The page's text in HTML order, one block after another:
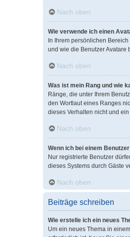
Nach oben
Wie verwende ich einen
In Ihrem persönlichen
und wie die Benutzer Avatare
Nach oben
Was ist mein Rang und wie
Ränge, die unter Ihrem
den Wortlaut eines Ranges
dieses Verhalten nicht und
Nach oben
Wenn ich bei einem
Nur registrierte Benutzer
dieses Systems durch Gäste
Nach oben
Beiträge schreiben
Wie erstelle ich ein neues
Um ein neues Thema in